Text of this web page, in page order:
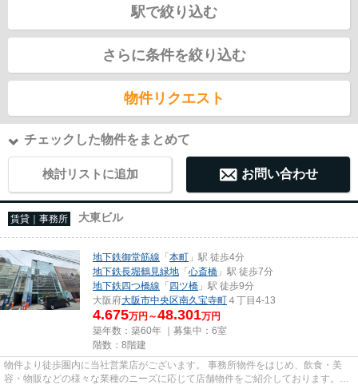
駅で絞り込む
さらに条件を絞り込む
物件リクエスト
チェックした物件をまとめて
検討リストに追加 お問い合わせ
賃貸｜事務所 大東ビル
地下鉄御堂筋線 「本町 」駅 徒歩4分
地下鉄長堀鶴見緑地 「心斎橋 」駅 徒歩7分
地下鉄四つ橋線 「四ツ橋 」駅 徒歩9分
大阪府大阪市中央区南久宝寺町 ４丁目4-13
4.675万円～48.301万円
築年数：築60年 ｜募集中： 6室
階数：8階建
物件より徒歩圏内に当社営業店がございます。 事務所物件をはじめ、飲食・美
容・物販などの様々な業種のニーズに応じて店舗物件をご紹介しております。